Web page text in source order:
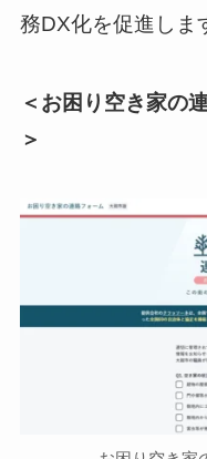
務DX化を促進しま
＜お困り空き家の
＞